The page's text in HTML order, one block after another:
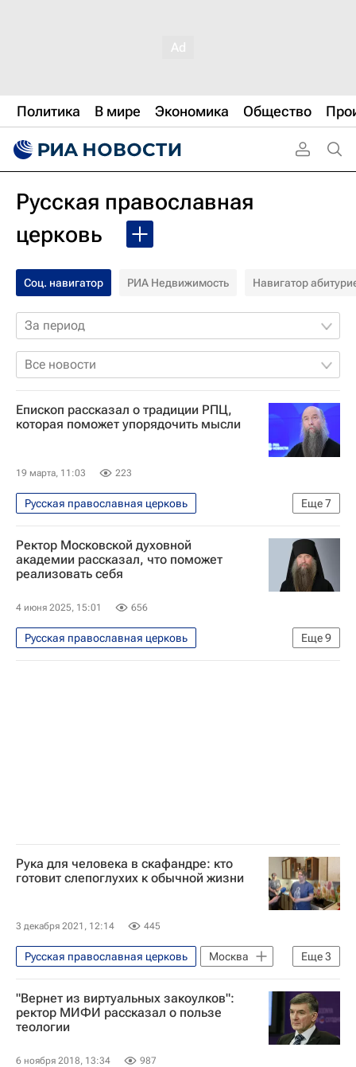
Политика В мире Экономика Общество
Русская православная
церковь
Соц. навигатор РИА Недвижимость Навигатор
За период
Все новости
Епископ рассказал о традиции РПЦ,
которая поможет упорядочить мысли
19 марта, 11:03 223
Еще7
Русская православная церковь
Социальный навигатор
СН_Образование
Религия
Московская духовная академия
Россия
Москва
Ректор Московской духовной
академии рассказал, что поможет
реализовать себя
4 июня 2025, 15:01 656
Еще9
Русская православная церковь
Социальный навигатор
Рука для человека в скафандре: кто
готовит слепоглухих к обычной жизни
3 декабря 2021, 12:14 445
Еще3
Русская православная церковь
Москва
слепоглухие
Новая Москва
Жизнь без преград
"Вернет из виртуальных закоулков":
ректор МИФИ рассказал о пользе
теологии
6 ноября 2018, 13:34 987